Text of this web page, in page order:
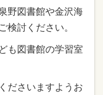
野図書館や金沢海
検討ください。
も図書館の学習室
ださいますようお